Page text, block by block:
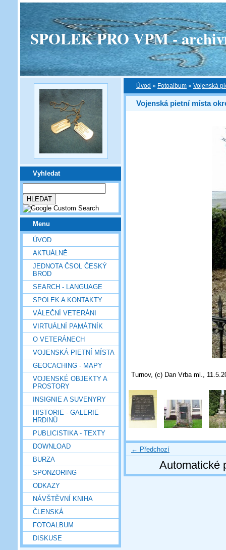
SPOLEK PRO VPM -
Vyhledat
Menu
ÚVOD
AKTUÁLNĚ
JEDNOTA ČSOL ČESKÝ
BROD
SEARCH - LANGUAGE
SPOLEK A KONTAKTY
VÁLEČNÍ VETERÁNI
VIRTUÁLNÍ PAMÁTNÍK
O VETERÁNECH
VOJENSKÁ PIETNÍ MÍSTA
GEOCACHING - MAPY
VOJENSKÉ OBJEKTY A
PROSTORY
INSIGNIE A SUVENYRY
HISTORIE - GALERIE
HRDINŮ
PUBLICISTIKA - TEXTY
DOWNLOAD
BURZA
SPONZORING
ODKAZY
NÁVŠTĚVNÍ KNIHA
ČLENSKÁ
FOTOALBUM
DISKUSE
Úvod » Fotoalbum » Vojenská
Vojenská pietní místa
Turnov, (c) Dan Vrba ml.,
← Předchozí
Automatické